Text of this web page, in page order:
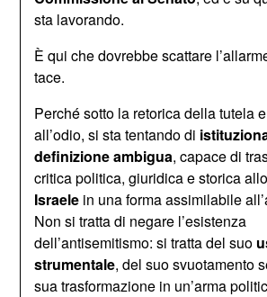
sta lavorando.
È qui che dovrebbe scattare
tace.
Perché sotto la retorica della tutela
all’odio, si sta tentando di
definizione ambigua, capace di
critica politica, giuridica e storica
Israele in una forma assimilabile
Non si tratta di negare l’esistenza
dell’antisemitismo: si tratta del suo
strumentale, del suo svuotamento
sua trasformazione in un’arma